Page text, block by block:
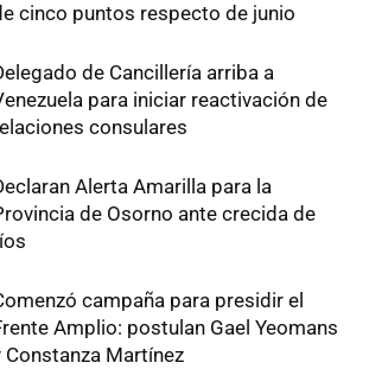
cinco puntos respecto de junio
de Cancillería arriba a
para iniciar reactivación de
consulares
Alerta Amarilla para la
de Osorno ante crecida de
campaña para presidir el
Amplio: postulan Gael Yeomans
Constanza Martínez